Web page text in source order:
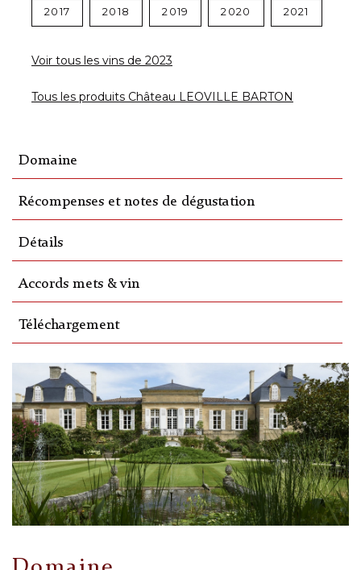
2017 2018 2019 2020 2021
Voir tous les vins de 2023
Tous les produits Château LEOVILLE BARTON
Domaine
Récompenses et notes de dégustation
Détails
Accords mets & vin
Téléchargement